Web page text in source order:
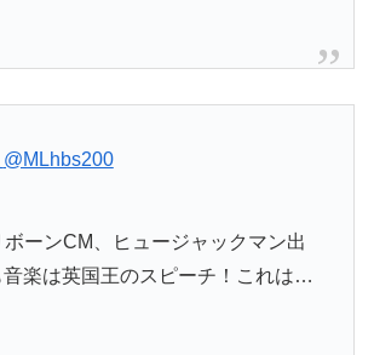
@MLhbs200
ーンCM、ヒュージャックマン出
音楽は英国王のスピーチ！これは…